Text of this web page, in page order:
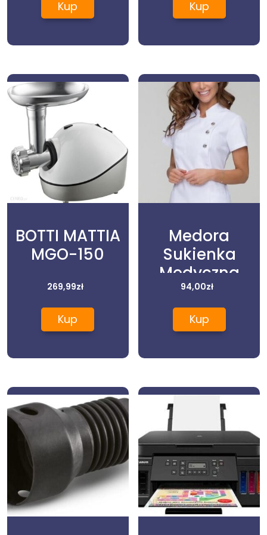
Venus Simply 3
Kup Kup
BOTTI MATTIA
MGO-150
269,99zł
Kup
Medora
Sukienka
Medyczna
Krótki Rękaw
141B 8
94,00zł
Kup